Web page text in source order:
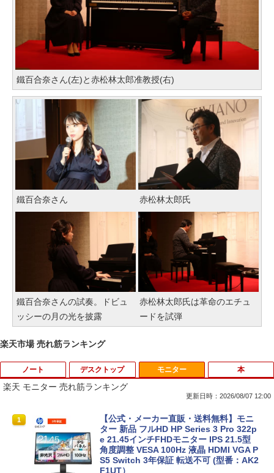
鐵百合奈さん(左)と赤松林太郎准教授(右)
鐵百合奈さん 赤松林太郎氏
鐵百合奈さんの試奏。ドビュ
ッシーの月の光を披露
赤松林太郎氏は革命のエチュ
ードを試弾
楽天市場 売れ筋ランキング
ノート
1
8月5日限定10倍＆抽選10000P！｜高性
能ノートパソコン富士通 ライフブック A
579/749 Windows11 第八世代Corei5 1
5.6型大画面 メモリ8GB 秒速起動新品SS
D256GB DVD内蔵【カメラ、テンキー選
べる】ノートパソコン オフィス付き Mic
デスクトップ
1
【マラソンP5倍/10%オフクーポン】中古
ディスクトップパソコン Windows11 Of
fice付き デル Dell OptiPlex 3050 SFF
第6世代Core i5 メモリ8GB/16GB 高速S
SD128GB/256GB DVD搭載 初期設定済
み 送料無料 保証付き
モニター
楽天 モニター 売れ筋ランキング
更新日時：2026/08/07 12:00
1
【公式・メーカー直販・送料無料】モニ
ター 新品 フルHD HP Series 3 Pro 322p
e 21.45インチFHDモニター IPS 21.5型
角度調整 VESA 100Hz 液晶 HDMI VGA P
S5 Switch 3年保証 転送不可 (型番：AK2
F1UT）
本